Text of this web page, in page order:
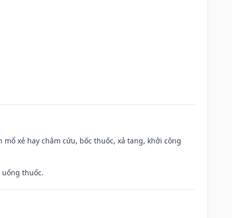
xẻ hay châm cứu, bốc thuốc, xả tang, khởi công
thuốc.